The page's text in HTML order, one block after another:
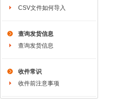
CSV文件如何导入
查询发货信息
查询发货信息
收件常识
收件前注意事项